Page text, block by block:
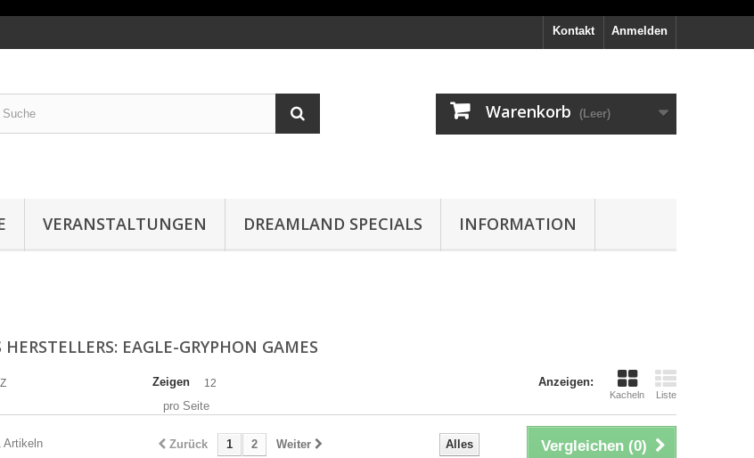
Anmelden
Kontakt
Warenkorb (Leer)
VERANSTALTUNGEN DREAMLAND SPECIALS INFORMATION
EAGLE-GRYPHON GAMES
Anzeigen:
Kacheln Liste
Zeigen 12
pro Seite
Vergleichen (0)
Alles
Zurück 1 2 Weiter
Artikeln